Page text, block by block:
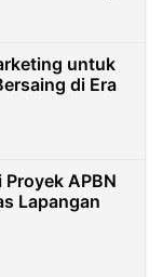
untuk
di Era
APBN
Lapangan